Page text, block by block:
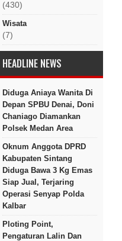
(430)
Wisata
(7)
HEADLINE NEWS
Diduga Aniaya Wanita Di
Depan SPBU Denai, Doni
Chaniago Diamankan
Polsek Medan Area
Oknum Anggota DPRD
Kabupaten Sintang
Diduga Bawa 3 Kg Emas
Siap Jual, Terjaring
Operasi Senyap Polda
Kalbar
Ploting Point,
Pengaturan Lalin Dan